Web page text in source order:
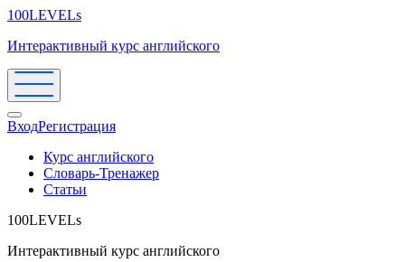
100LEVELs
Интерактивный курс английского
ВходРегистрация
Курс английского
Словарь-Тренажер
Статьи
100LEVELs
Интерактивный курс английского